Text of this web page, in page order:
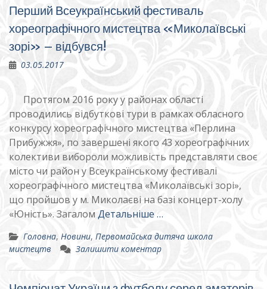
Перший Всеукраїнський фестиваль
хореографічного мистецтва «Миколаївські
зорі» – відбувся!
03.05.2017
Протягом 2016 року у районах області
проводились відбуткові тури в рамках обласного
конкурсу хореографічного мистецтва «Перлина
Прибужжя», по завершені якого 43 хореографічних
колективи вибороли можливість представляти своє
місто чи район у Всеукраїнському фестивалі
хореографічного мистецтва «Миколаївські зорі»,
що пройшов у м. Миколаєві на базі концерт-холу
«Юність». Загалом Детальніше …
Головна, Новини, Первомайська дитяча школа
мистецтв
Залишити коментар